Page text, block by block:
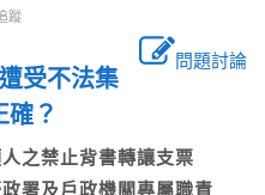
蹤
問題討論
受不法集
確？
之禁止背書轉讓支票
署及戶政機關專屬職責